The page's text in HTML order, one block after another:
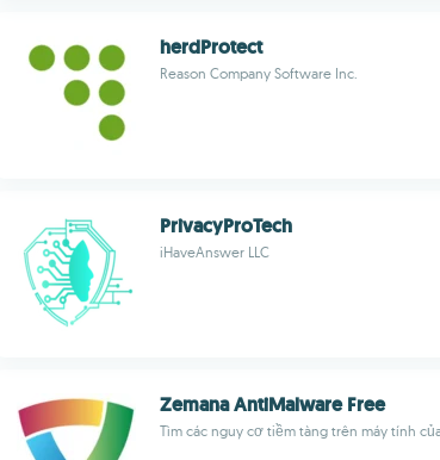
herdProtect
Reason Company Software Inc.
PrivacyProTech
iHaveAnswer LLC
Zemana AntiMalware Free
Tìm các nguy cơ tiềm tàng trên máy tính